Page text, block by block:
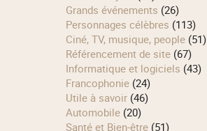
Grands événements (26)
Personnages célèbres (113)
Ciné, TV, musique, people(51)
Référencement de site(67)
Informatique et logiciels (43)
Francophonie(24)
Utile à savoir(46)
Automobile(20)
Santé et Bien-être(51)